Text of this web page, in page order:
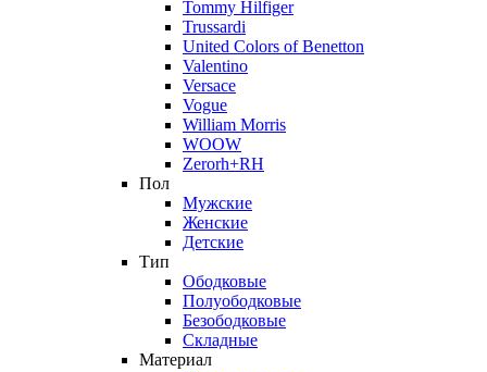
Tommy Hilfiger
Trussardi
United Colors of Benetton
Valentino
Versace
Vogue
William Morris
WOOW
Zerorh+RH
Пол
Мужские
Женские
Детские
Тип
Ободковые
Полуободковые
Безободковые
Складные
Материал